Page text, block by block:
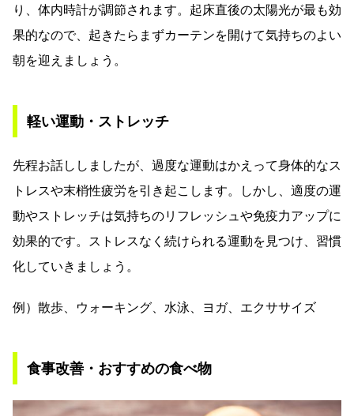
り、体内時計が調節されます。起床直後の太陽光が最も効
果的なので、起きたらまずカーテンを開けて気持ちのよい
朝を迎えましょう。
軽い運動・ストレッチ
先程お話ししましたが、過度な運動はかえって身体的なス
トレスや末梢性疲労を引き起こします。しかし、適度の運
動やストレッチは気持ちのリフレッシュや免疫力アップに
効果的です。ストレスなく続けられる運動を見つけ、習慣
化していきましょう。
例）散歩、ウォーキング、水泳、ヨガ、エクササイズ
食事改善・おすすめの食べ物